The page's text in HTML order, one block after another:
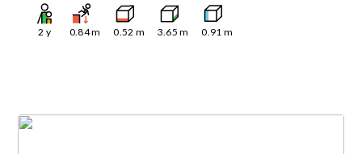
2 y 0.84m 0.52 m 3.65 m 0.91 m